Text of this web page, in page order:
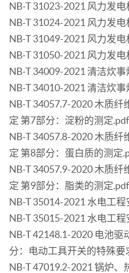
NB-T 31023-2021 风力发
NB-T 31024-2021 风力发
NB-T 31049-2021 风力发
NB-T 31050-2021 风力发
NB-T 34009-2021 清洁炊
NB-T 34010-2021 清洁炊
NB-T 34057.7-2020 木质纤
定 第7部分：淀粉的测定.pdf
NB-T 34057.8-2020 木质纤
定 第8部分：蛋白质的测定
NB-T 34057.9-2020 木质纤
定 第9部分：脂类的测定.pdf
NB-T 35014-2021 水电工
NB-T 35015-2021 水电工
NB-T 42148.1-2020 电池
分：电动工具开关的特殊要
NB-T 47019.2-2021 锅炉